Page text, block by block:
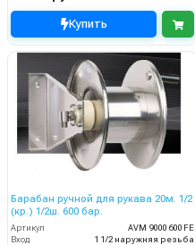
Купить
Барабан ручной для рукава 20м. 1/2
(кр.) 1/2ш. 600 бар.
Артикул
AVM 9000 600 FE
Вход
1 1/2 наружняя резьба